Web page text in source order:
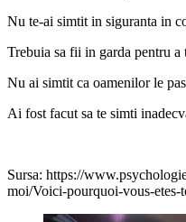
Nu te-ai simtit in siguranta in
Trebuia sa fii in garda pentru a
Nu ai simtit ca oamenilor le
Ai fost facut sa te simti
Sursa: https://
moi/Voici-pourquoi-vous-etes-